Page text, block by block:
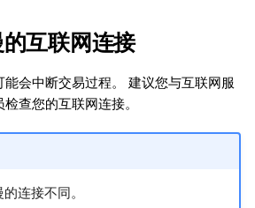
Melayu
户
互联网连接
会中断交易过程。 建议您与互联网服
查您的互联网连接。
连接不同。